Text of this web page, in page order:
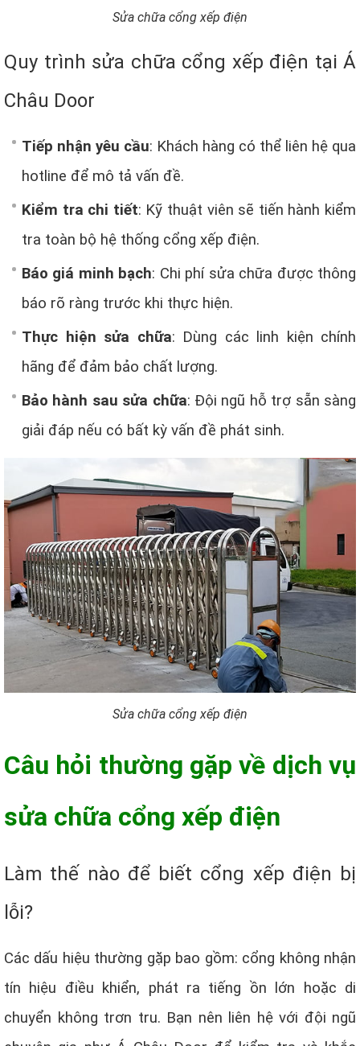
Sửa chữa cổng xếp điện
Quy trình sửa chữa cổng xếp điện tại Á
Châu Door
Tiếp nhận yêu cầu: Khách hàng có thể liên hệ qua
hotline để mô tả vấn đề.
Kiểm tra chi tiết: Kỹ thuật viên sẽ tiến hành kiểm
tra toàn bộ hệ thống cổng xếp điện.
Báo giá minh bạch: Chi phí sửa chữa được thông
báo rõ ràng trước khi thực hiện.
Thực hiện sửa chữa: Dùng các linh kiện chính
hãng để đảm bảo chất lượng.
Bảo hành sau sửa chữa: Đội ngũ hỗ trợ sẵn sàng
giải đáp nếu có bất kỳ vấn đề phát sinh.
Sửa chữa cổng xếp điện
Câu hỏi thường gặp về dịch vụ
sửa chữa cổng xếp điện
Làm thế nào để biết cổng xếp điện bị
lỗi?
Các dấu hiệu thường gặp bao gồm: cổng không nhận
tín hiệu điều khiển, phát ra tiếng ồn lớn hoặc di
chuyển không trơn tru. Bạn nên liên hệ với đội ngũ